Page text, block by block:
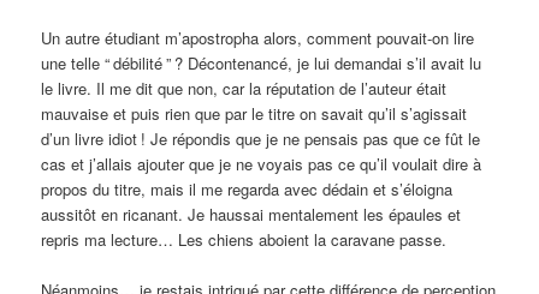
Un autre étudiant m’apostropha alors, comment pouvait-on lire
une telle “débilité” ? Décontenancé, je lui demandai s’il avait lu
le livre. Il me dit que non, car la réputation de l’auteur était
mauvaise et puis rien que par le titre on savait qu’il s’agissait
d’un livre idiot ! Je répondis que je ne pensais pas que ce fût le
cas et j’allais ajouter que je ne voyais pas ce qu’il voulait dire à
propos du titre, mais il me regarda avec dédain et s’éloigna
aussitôt en ricanant. Je haussai mentalement les épaules et
repris ma lecture… Les chiens aboient la caravane passe.